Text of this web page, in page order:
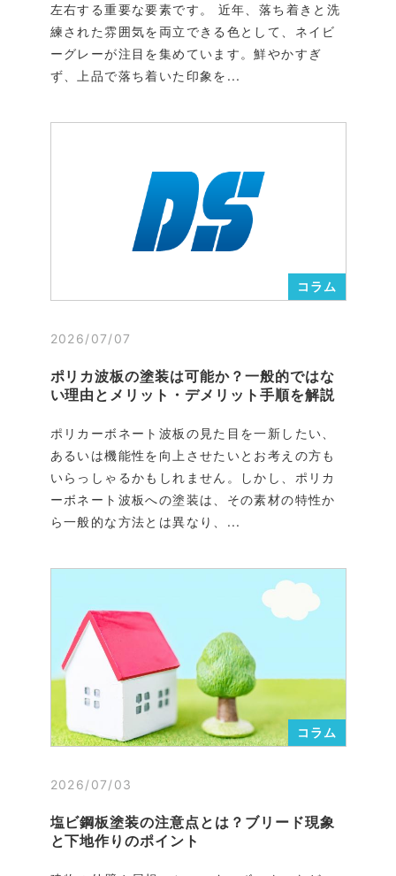
左右する重要な要素です。 近年、落ち着きと洗
練された雰囲気を両立できる色として、ネイビ
ーグレーが注目を集めています。鮮やかすぎ
ず、上品で落ち着いた印象を...
コラム
2026/07/07
ポリカ波板の塗装は可能か？一般的ではな
い理由とメリット・デメリット手順を解説
ポリカーボネート波板の見た目を一新したい、
あるいは機能性を向上させたいとお考えの方も
いらっしゃるかもしれません。しかし、ポリカ
ーボネート波板への塗装は、その素材の特性か
ら一般的な方法とは異なり、...
コラム
2026/07/03
塩ビ鋼板塗装の注意点とは？ブリード現象
と下地作りのポイント